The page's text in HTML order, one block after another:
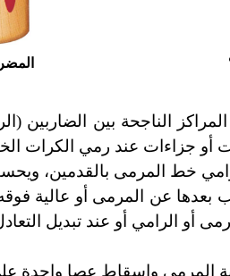
الناجحة بين
جزاءات عند رمي الكرات
خط المرمى بالقدمين،
عن المرمى أو عالية
أو الرامي أو عند تبديل